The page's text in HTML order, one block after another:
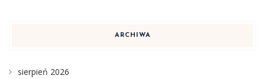
ARCHIWA
sierpień 2026